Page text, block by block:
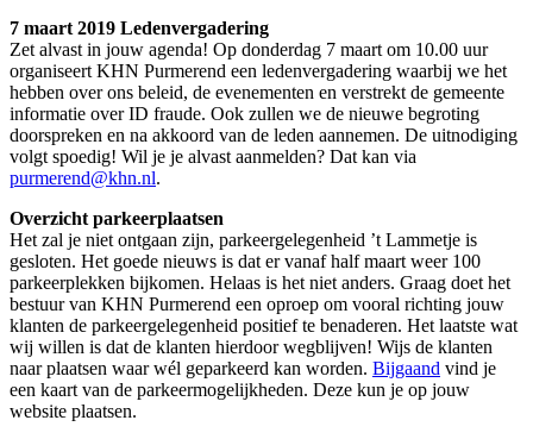
7 maart 2019 Ledenvergadering
Zet alvast in jouw agenda! Op donderdag 7 maart om 10.00 uur
organiseert KHN Purmerend een ledenvergadering waarbij we het
hebben over ons beleid, de evenementen en verstrekt de gemeente
informatie over ID fraude. Ook zullen we de nieuwe begroting
doorspreken en na akkoord van de leden aannemen. De uitnodiging
volgt spoedig! Wil je je alvast aanmelden? Dat kan via
purmerend@khn.nl.
Overzicht parkeerplaatsen
Het zal je niet ontgaan zijn, parkeergelegenheid ’t Lammetje is
gesloten. Het goede nieuws is dat er vanaf half maart weer 100
parkeerplekken bijkomen. Helaas is het niet anders. Graag doet het
bestuur van KHN Purmerend een oproep om vooral richting jouw
klanten de parkeergelegenheid positief te benaderen. Het laatste wat
wij willen is dat de klanten hierdoor wegblijven! Wijs de klanten
naar plaatsen waar wél geparkeerd kan worden. Bijgaand vind je
een kaart van de parkeermogelijkheden. Deze kun je op jouw
website plaatsen.